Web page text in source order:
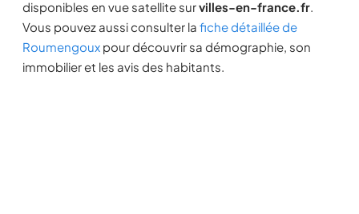
disponibles en vue satellite survilles-en-france.fr.
Vous pouvez aussi consulter la fiche détaillée de
Roumengoux pour découvrir sa démographie, son
immobilier et les avis des habitants.